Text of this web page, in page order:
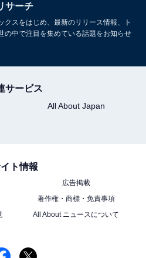
プロフィール
エンタメトピックスなどを中
ー歴は6年。
サーチ
クスをはじめ、最新のリリース情報、ト
の中で注目を集めている話題をお知らせ
サービス
All About Japan
ト情報
広告掲載
著作権・商標・免責事項
All About ニュースについて